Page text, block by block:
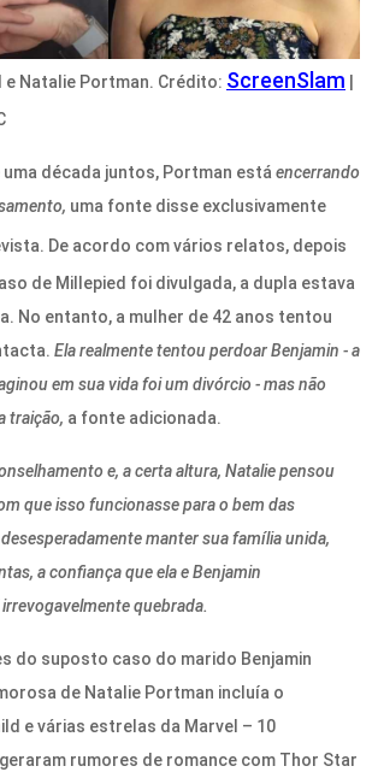
e Natalie Portman. Crédito: ScreenSlam
uma década juntos, Portman está encerrando
uma fonte disse exclusivamente
De acordo com vários relatos, depois
de Millepied foi divulgada, a dupla estava
No entanto, a mulher de 42 anos tentou
Ela realmente tentou perdoar Benjamin - a
em sua vida foi um divórcio - mas não
traição, a fonte adicionada.
e, a certa altura, Natalie pensou
que isso funcionasse para o bem das
manter sua família unida,
a confiança que ela e Benjamin
quebrada.
do suposto caso do marido Benjamin
de Natalie Portman incluía o
e várias estrelas da Marvel – 10
rumores de romance com Thor Star